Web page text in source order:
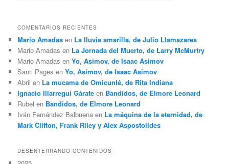
COMENTARIOS RECIENTES
Mario Amadas en La lluvia amarilla, de Julio Llamazares
Mario Amadas en La Jornada del Muerto, de Larry McMurtry
Mario Amadas enYo, Asimov, de Isaac Asimov
Santi Pages enYo, Asimov, de Isaac Asimov
Abril en La mucama de Omicunlé, de Rita Indiana
Ignacio Illarregui Gárate en Bandidos, de Elmore Leonard
Rubel en Bandidos, de Elmore Leonard
Iván Fernández Balbuena en La máquina de la eternidad, de
Mark Clifton, Frank Riley y Alex Aspostolides
DESENTERRANDO CONTENIDOS